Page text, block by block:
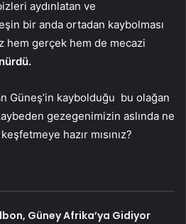
aydınlatan ve
bir anda ortadan kaybolması
hem gerçek hem de mecazi
Güneş’in kaybolduğu bu olağan
gezegenimizin aslında ne
hazır mısınız?
Güney Afrika’ya Gidiyor